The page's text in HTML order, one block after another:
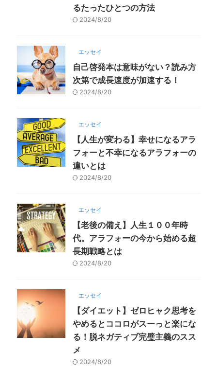
るたったひとつの方法
2024/8/20
エッセイ
自己啓発本は意味がない？読み方
次第で成長速度が加速する！
2024/8/20
エッセイ
【人生が変わる】幸せになるアラ
フォーと不幸になるアラフォーの
違いとは
2024/8/20
エッセイ
【老後の備え】人生１００年時
代。アラフォーの今から始める超
長期戦略とは
2024/8/20
エッセイ
【ダイエット】ゼロヒャク思考を
やめるとココロがスーっと楽にな
る！脱ネガティブ完璧主義のスス
メ
2024/8/20